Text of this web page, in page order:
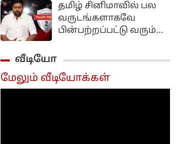
தமிழ் சினிமாவில் பல
வருடங்களாகவே
பின்பற்றப்பட்டு வரும்
திரைப்படம் தமிழ் படம்.
இந்த படத்தை சி.எஸ்
வீடியோ
மேலும் வீடியோக்கள்